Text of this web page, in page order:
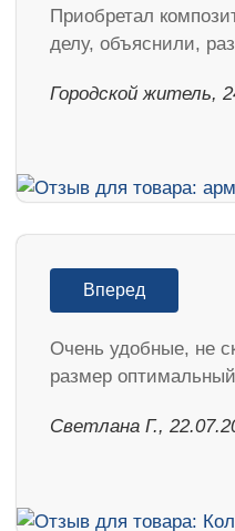
Приобретал
делу, объяснили,
Городской житель,
Вперед
Очень удобные, не
размер
Светлана Г.,